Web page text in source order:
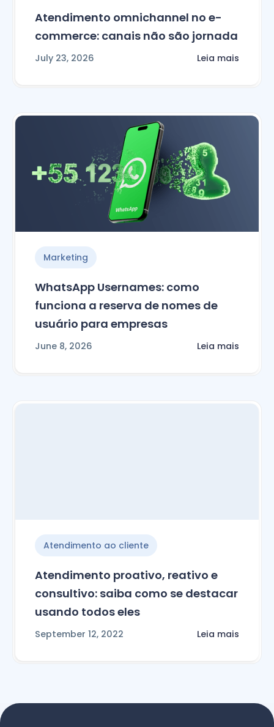
Atendimento omnichannel no e-
commerce: canais não são jornada
July 23, 2026 Leia mais
Marketing
WhatsApp Usernames: como
funciona a reserva de nomes de
usuário para empresas
June 8, 2026 Leia mais
Atendimento ao cliente
Atendimento proativo, reativo e
consultivo: saiba como se destacar
usando todos eles
September 12, 2022 Leia mais